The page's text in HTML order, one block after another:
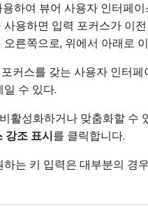
하여 뷰어 사용자 인터페
사용하면 입력 포커스가 이
른쪽으로, 위에서 아래로
커스를 갖는 사용자 인터
수 있다.
활성화하거나 맞춤화할
강조 표시​​를 클릭합니다.
는 키 입력은 대부분의 경